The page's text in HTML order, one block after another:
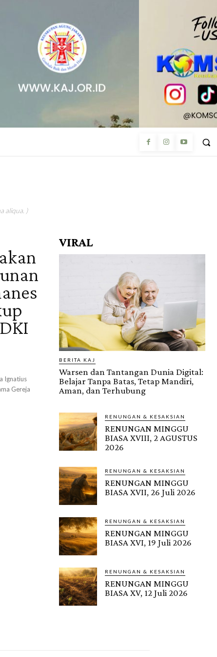
aliqua. )
Ignatius
Gereja
VIRAL
BERITA KAJ
Warsen dan Tantangan Dunia Digital:
Belajar Tanpa Batas, Tetap Mandiri,
Aman, dan Terhubung
RENUNGAN & KESAKSIAN
RENUNGAN MINGGU
BIASA XVIII, 2 AGUSTUS
2026
RENUNGAN & KESAKSIAN
RENUNGAN MINGGU
BIASA XVII, 26 Juli 2026
RENUNGAN & KESAKSIAN
RENUNGAN MINGGU
BIASA XVI, 19 Juli 2026
RENUNGAN & KESAKSIAN
RENUNGAN MINGGU
BIASA XV, 12 Juli 2026